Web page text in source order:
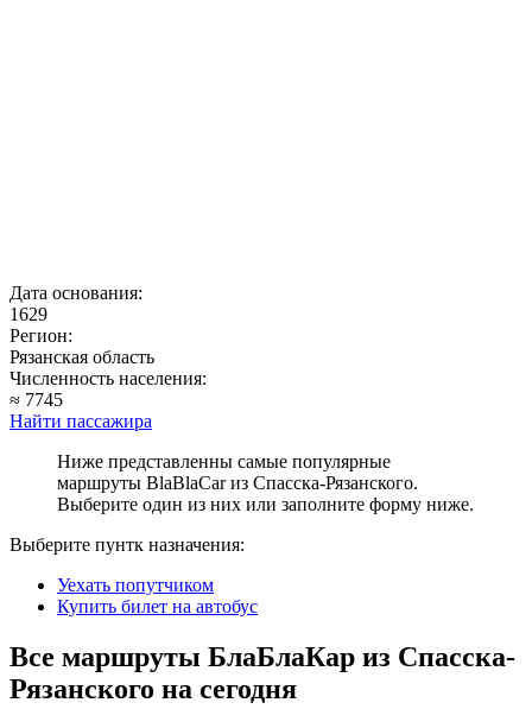
Дата основания:
1629
Регион:
Рязанская область
Численность населения:
≈ 7745
Найти пассажира
Ниже представленны самые популярные
маршруты BlaBlaCar из Спасска-Рязанского.
Выберите один из них или заполните форму ниже.
Выберите пунтк назначения:
Уехать попутчиком
Купить билет на автобус
Все маршруты БлаБлаКар из Спасска-
Рязанского на сегодня